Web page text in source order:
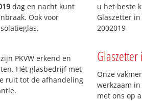
dag en nacht kunt
Ook voor
PKVW erkend en
Hét glasbedrijf met
ruit tot de afhandeling
u het beste
Glaszetter
2002019
Onze
werkzaam
met ons op